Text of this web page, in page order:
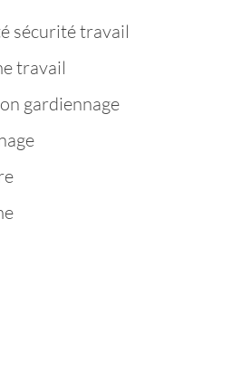
sécurité travail
travail
gardiennage